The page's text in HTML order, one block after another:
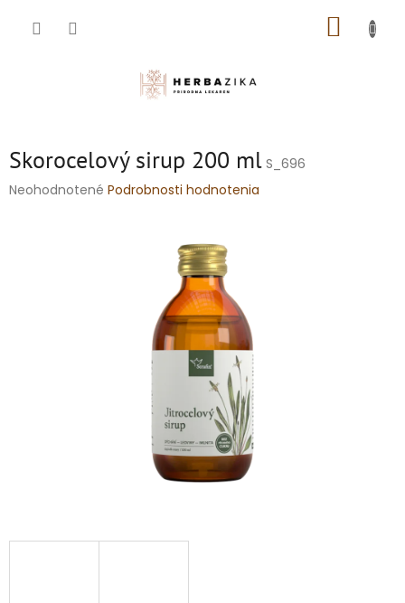
Skorocelový sirup 200 ml S_696
Priemerné
Neohodnotené Podrobnosti hodnotenia